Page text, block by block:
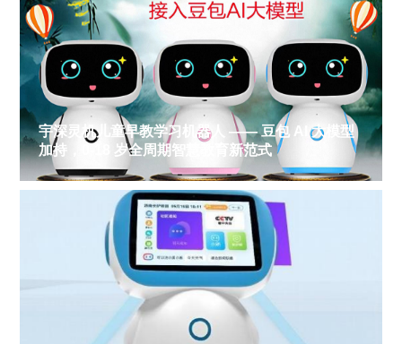
宇深灵机儿童早教学习机器人 —— 豆包 AI 大模型
加持，0-18 岁全周期智慧教育新范式